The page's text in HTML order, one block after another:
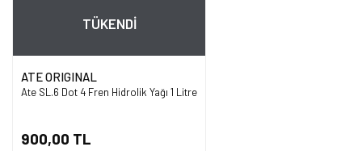
TÜKENDİ
ATE ORIGINAL
Ate SL.6 Dot 4 Fren Hidrolik Yağı 1 Litre
900,00 TL